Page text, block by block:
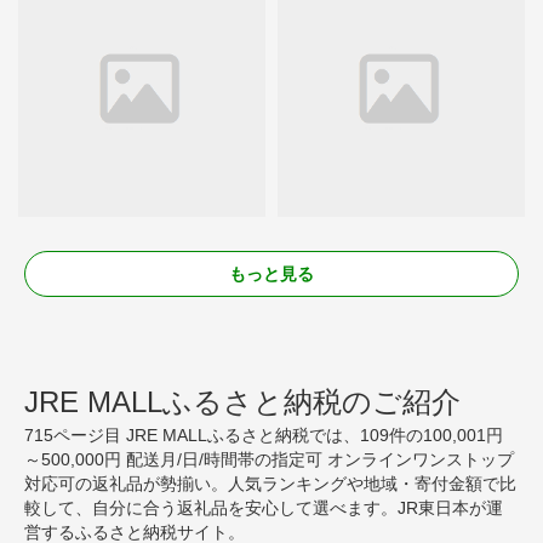
もっと見る
JRE MALLふるさと納税のご紹介
715ページ目 JRE MALLふるさと納税では、109件の100,001円
～500,000円 配送月/日/時間帯の指定可 オンラインワンストップ
対応可の返礼品が勢揃い。人気ランキングや地域・寄付金額で比
較して、自分に合う返礼品を安心して選べます。JR東日本が運
営するふるさと納税サイト。